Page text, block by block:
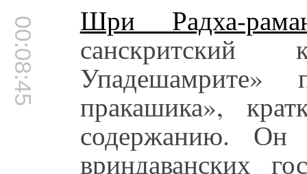
00:08:45 Шри Радха-
Упадешамрите»
пракашика»,
содержанию. Он
вриндаванских